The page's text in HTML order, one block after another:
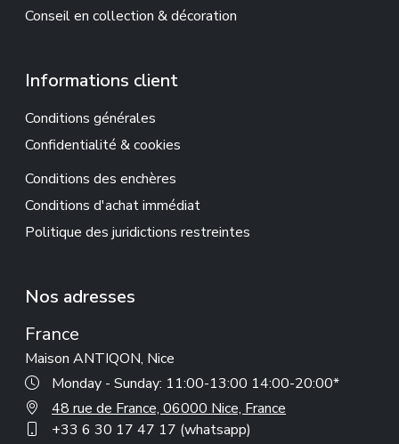
Conseil en collection & décoration
Informations client
Conditions générales
Confidentialité & cookies
Conditions des enchères
Conditions d'achat immédiat
Politique des juridictions restreintes
Nos adresses
France
Maison ANTIQON, Nice
Monday - Sunday: 11:00-13:00 14:00-20:00*
48 rue de France, 06000 Nice, France
+33 6 30 17 47 17 (whatsapp)